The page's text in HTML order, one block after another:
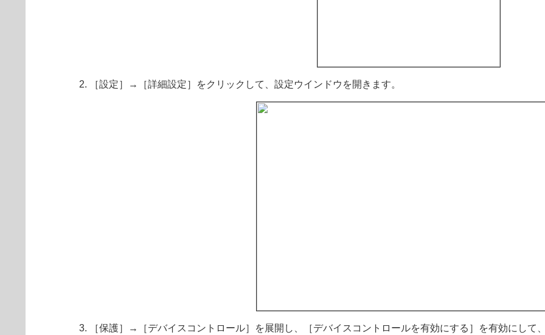
［設定］→［詳細設定］をクリックして、設定ウインドウを開きます。
［保護］→［デバイスコントロール］を展開し、［デバイスコントロールを有効にする］を有効にして